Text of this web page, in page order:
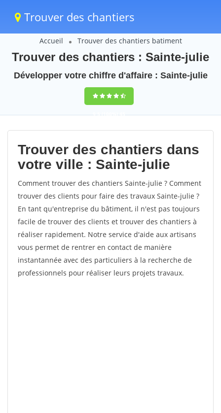
Trouver des chantiers
Accueil Trouver des chantiers batiment
Trouver des chantiers : Sainte-julie
Développer votre chiffre d'affaire : Sainte-julie
9,5(100%)45
votes
Trouver des chantiers dans
votre ville : Sainte-julie
Comment trouver des chantiers Sainte-julie ? Comment
trouver des clients pour faire des travaux Sainte-julie ?
En tant qu'entreprise du bâtiment, il n'est pas toujours
facile de trouver des clients et trouver des chantiers à
réaliser rapidement. Notre service d'aide aux artisans
vous permet de rentrer en contact de manière
instantannée avec des particuliers à la recherche de
professionnels pour réaliser leurs projets travaux.